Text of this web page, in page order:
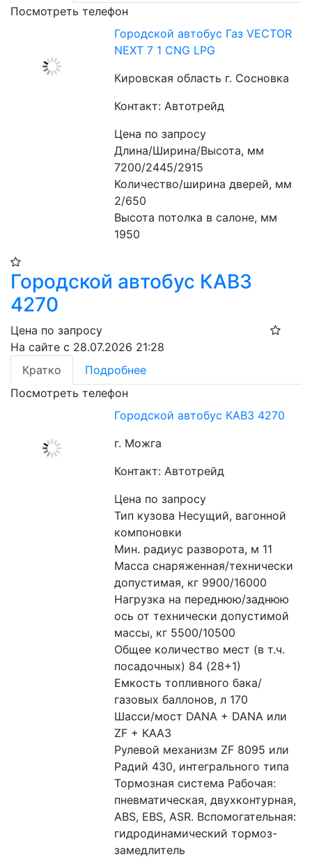
Посмотреть телефон
Городской автобус Газ VECTOR
NEXT 7 1 CNG LPG
Кировская область г. Сосновка
Контакт: Автотрейд
Цена по запросу
Длина/Ширина/Высота, мм
7200/2445/2915
Количество/ширина дверей, мм
2/650
Высота потолка в салоне, мм
1950
Городской автобус КАВЗ
4270
Цена по запросу
На сайте с 28.07.2026 21:28
Кратко
Подробнее
Посмотреть телефон
Городской автобус КАВЗ 4270
г. Можга
Контакт: Автотрейд
Цена по запросу
Тип кузова Несущий, вагонной
компоновки
Мин. радиус разворота, м 11
Масса снаряженная/технически
допустимая, кг 9900/16000
Нагрузка на переднюю/заднюю
ось от технически допустимой
массы, кг 5500/10500
Общее количество мест (в т.ч.
посадочных) 84 (28+1)
Емкость топливного бака/
газовых баллонов, л 170
Шасси/мост DANA + DANA или
ZF + КААЗ
Рулевой механизм ZF 8095 или
Радий 430, интегрального типа
Тормозная система Рабочая:
пневматическая, двухконтурная,
ABS, EBS, ASR. Вспомогательная:
гидродинамический тормоз-
замедлитель